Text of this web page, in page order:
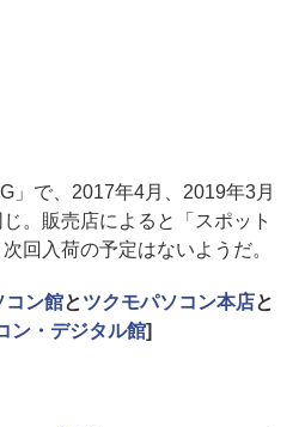
で、2017年4月、2019年3月
。販売店によると「スポット
回入荷の予定はないようだ。
コン館とツクモパソコン本店と
ン・デジタル館]